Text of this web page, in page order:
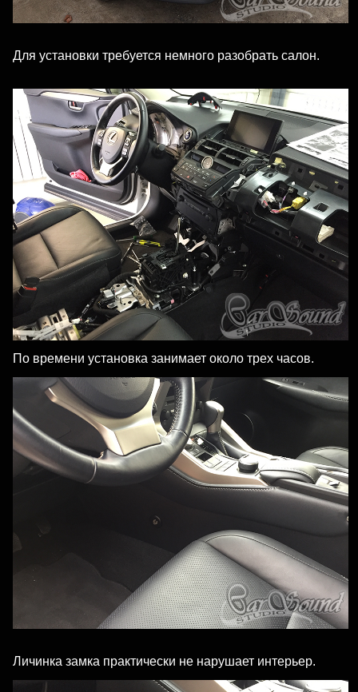
Для установки требуется немного разобрать салон.
По времени установка занимает около трех часов.
Личинка замка практически не нарушает интерьер.